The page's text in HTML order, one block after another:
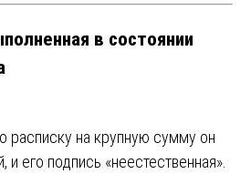
в состоянии
расписку на крупную сумму он
и его подпись «неестественная».